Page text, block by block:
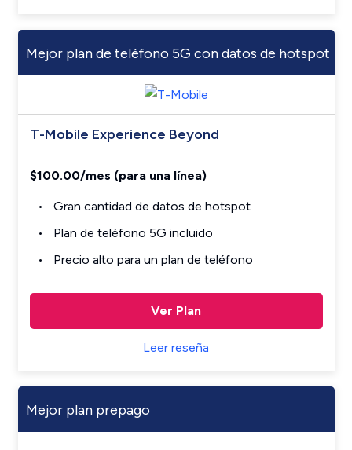
Mejor plan de teléfono 5G con datos de hotspot
T-Mobile Experience Beyond
$100.00/mes (para una línea)
Gran cantidad de datos de hotspot
Plan de teléfono 5G incluido
Precio alto para un plan de teléfono
Ver Plan
Leer reseña
Mejor plan prepago